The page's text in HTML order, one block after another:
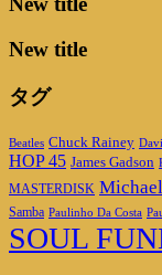
New title
タグ
Beatles Chuck Rainey
HOP 45 James Gadson
MASTERDISK
Samba Paulinho Da Costa
SOUL